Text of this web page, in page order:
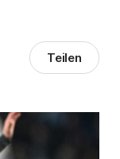
Teilen